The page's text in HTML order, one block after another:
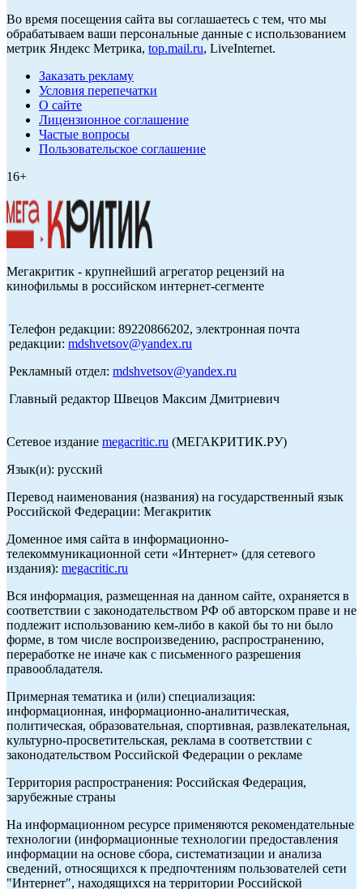
Во время посещения сайта вы соглашаетесь с тем, что мы
обрабатываем ваши персональные данные с использованием
метрик Яндекс Метрика, top.mail.ru, LiveInternet.
Заказать рекламу
Условия перепечатки
О сайте
Лицензионное соглашение
Частые вопросы
Пользовательское соглашение
16+
Мегакритик - крупнейший агрегатор рецензий на
кинофильмы в российском интернет-сегменте
Телефон редакции: 89220866202, электронная почта
редакции: mdshvetsov@yandex.ru
Рекламный отдел: mdshvetsov@yandex.ru
Главный редактор Швецов Максим Дмитриевич
Сетевое издание megacritic.ru (МЕГАКРИТИК.РУ)
Язык(и): русский
Перевод наименования (названия) на государственный язык
Российской Федерации: Мегакритик
Доменное имя сайта в информационно-
телекоммуникационной сети «Интернет» (для сетевого
издания): megacritic.ru
Вся информация, размещенная на данном сайте, охраняется в
соответствии с законодательством РФ об авторском праве и не
подлежит использованию кем-либо в какой бы то ни было
форме, в том числе воспроизведению, распространению,
переработке не иначе как с письменного разрешения
правообладателя.
Примерная тематика и (или) специализация:
информационная, информационно-аналитическая,
политическая, образовательная, спортивная, развлекательная,
культурно-просветительская, реклама в соответствии с
законодательством Российской Федерации о рекламе
Территория распространения: Российская Федерация,
зарубежные страны
На информационном ресурсе применяются рекомендательные
технологии (информационные технологии предоставления
информации на основе сбора, систематизации и анализа
сведений, относящихся к предпочтениям пользователей сети
"Интернет", находящихся на территории Российской